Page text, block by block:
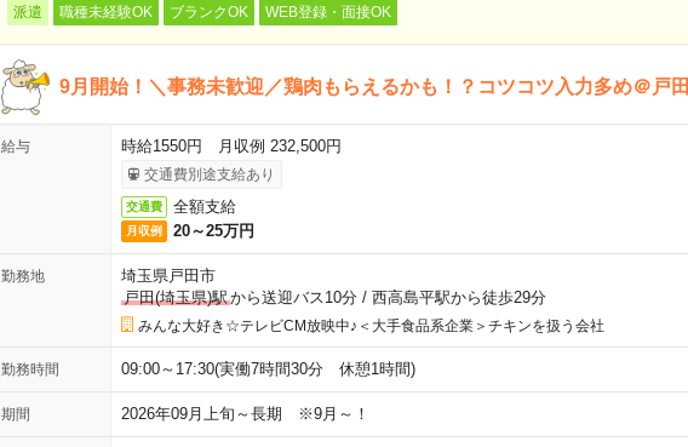
派遣 職種未経験OK ブランクOK WEB登録・面接OK
9月開始！＼事務未歓迎／鶏肉もらえるかも！？コツコツ入力多め＠戸田
給与 時給1550円 月収例 232,500円
交通費別途支給あり
交通費 全額支給
月収例 20～25万円
勤務地
埼玉県戸田市
戸田(埼玉県)駅から送迎バス10分/ 西高島平駅から徒歩29分
みんな大好き☆テレビCM放映中♪＜大手食品系企業＞チキンを扱う会社
勤務時間 09:00～17:30(実働7時間30分 休憩1時間)
期間 2026年09月上旬～長期 ※9月～！